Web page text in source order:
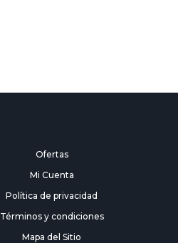
Ofertas
Mi Cuenta
Política de privacidad
Términos y condiciones
Mapa del Sitio